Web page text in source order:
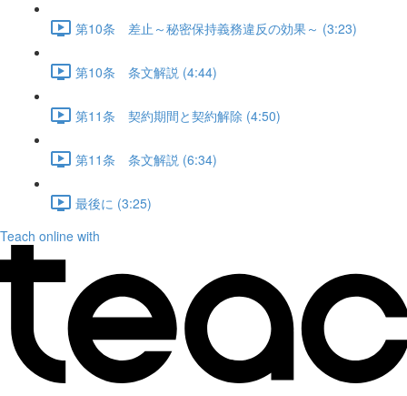
第10条 差止～秘密保持義務違反の効果～ (3:23)
第10条 条文解説 (4:44)
第11条 契約期間と契約解除 (4:50)
第11条 条文解説 (6:34)
最後に (3:25)
Teach online with